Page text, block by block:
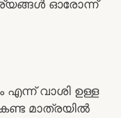
ഓരോന്ന്
വാശി ഉള്ള
മാത്രയിൽ